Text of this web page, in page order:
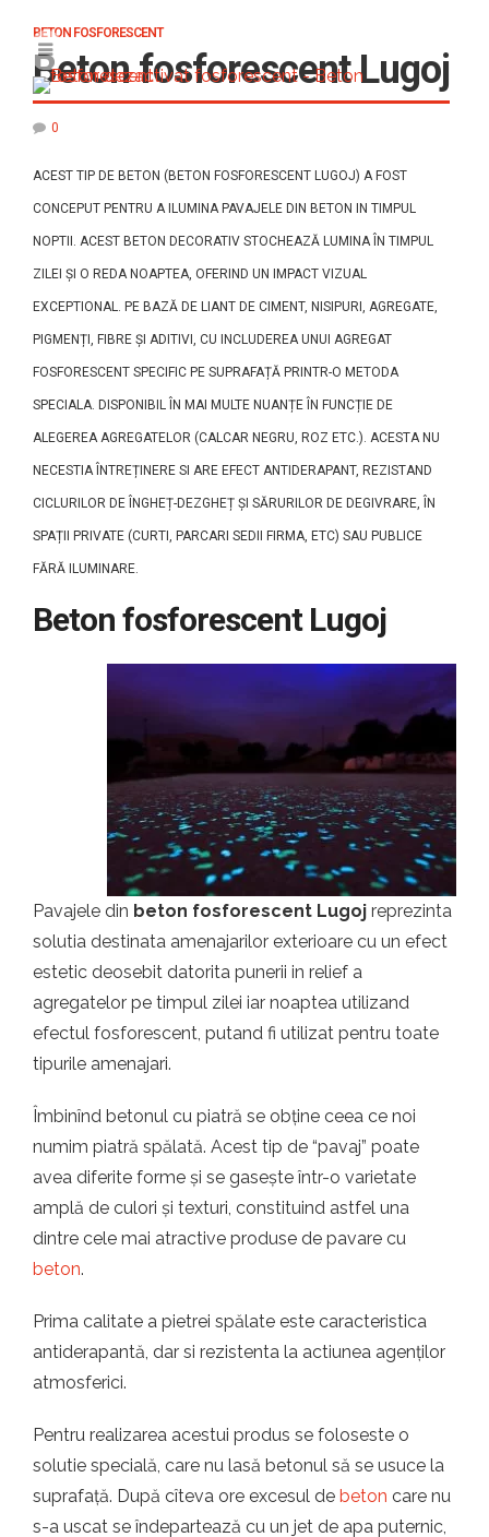
BETON FOSFORESCENT
Beton fosforescent Lugoj
0
ACEST TIP DE BETON (BETON FOSFORESCENT LUGOJ) A FOST
CONCEPUT PENTRU A ILUMINA PAVAJELE DIN BETON IN TIMPUL
NOPTII. ACEST BETON DECORATIV STOCHEAZĂ LUMINA ÎN TIMPUL
ZILEI ȘI O REDA NOAPTEA, OFERIND UN IMPACT VIZUAL
EXCEPTIONAL. PE BAZĂ DE LIANT DE CIMENT, NISIPURI, AGREGATE,
PIGMENȚI, FIBRE ȘI ADITIVI, CU INCLUDEREA UNUI AGREGAT
FOSFORESCENT SPECIFIC PE SUPRAFAȚĂ PRINTR-O METODA
SPECIALA. DISPONIBIL ÎN MAI MULTE NUANȚE ÎN FUNCȚIE DE
ALEGEREA AGREGATELOR (CALCAR NEGRU, ROZ ETC.). ACESTA NU
NECESTIA ÎNTREȚINERE SI ARE EFECT ANTIDERAPANT, REZISTAND
CICLURILOR DE ÎNGHEȚ-DEZGHEȚ ȘI SĂRURILOR DE DEGIVRARE, ÎN
SPAȚII PRIVATE (CURTI, PARCARI SEDII FIRMA, ETC) SAU PUBLICE
FĂRĂ ILUMINARE.
Beton fosforescent Lugoj
Pavajele din beton fosforescent Lugoj reprezinta
solutia destinata amenajarilor exterioare cu un efect
estetic deosebit datorita punerii in relief a
agregatelor pe timpul zilei iar noaptea utilizand
efectul fosforescent, putand fi utilizat pentru toate
tipurile amenajari.
Îmbinînd betonul cu piatră se obține ceea ce noi
numim piatră spălată. Acest tip de “pavaj” poate
avea diferite forme și se gasește într-o varietate
amplă de culori și texturi, constituind astfel una
dintre cele mai atractive produse de pavare cu
beton.
Prima calitate a pietrei spălate este caracteristica
antiderapantă, dar si rezistenta la actiunea agenților
atmosferici.
Pentru realizarea acestui produs se foloseste o
solutie specială, care nu lasă betonul să se usuce la
suprafață. După cîteva ore excesul de beton care nu
s-a uscat se îndepartează cu un jet de apa puternic,